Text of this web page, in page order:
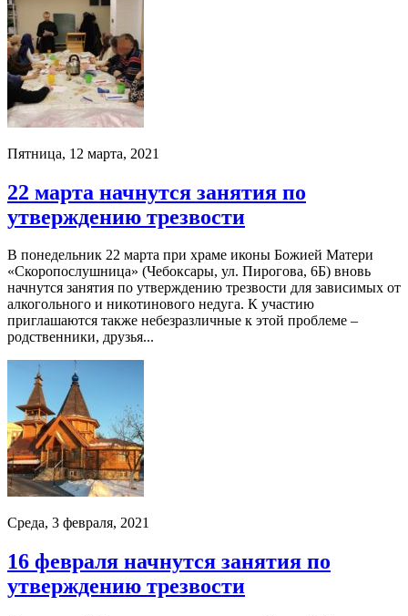
Пятница, 12 марта, 2021
22 марта начнутся занятия по
утверждению трезвости
В понедельник 22 марта при храме иконы Божией Матери
«Скоропослушница» (Чебоксары, ул. Пирогова, 6Б) вновь
начнутся занятия по утверждению трезвости для зависимых от
алкогольного и никотинового недуга. К участию
приглашаются также небезразличные к этой проблеме –
родственники, друзья...
Среда, 3 февраля, 2021
16 февраля начнутся занятия по
утверждению трезвости